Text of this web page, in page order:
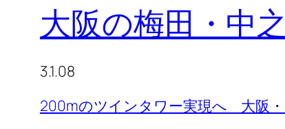
大阪の梅田・中
3.1.08
200mのツインタワー実現へ 大阪